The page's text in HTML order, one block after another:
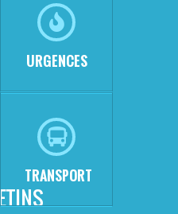
URGENCES
TRANSPORT